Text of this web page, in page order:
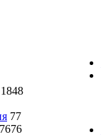
1848
77
7676